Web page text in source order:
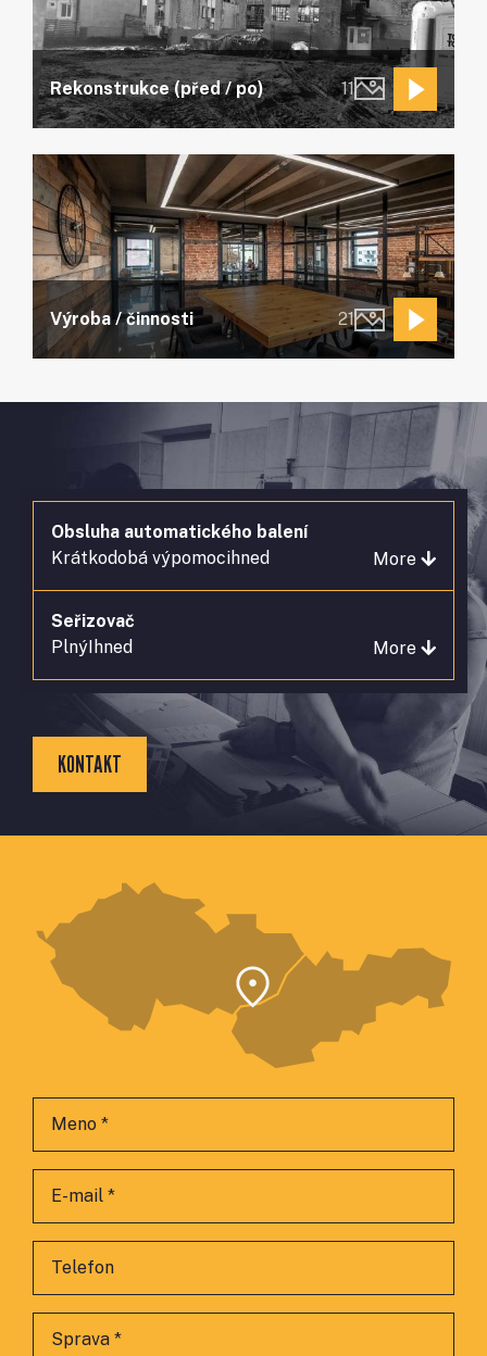
Rekonstrukce (před / po) 11
Výroba / činnosti 21
Obsluha automatického balení
Krátkodobá výpomocihned More
Seřizovač
Plný Ihned More
KONTAKT